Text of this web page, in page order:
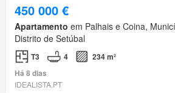
450 000 €
Apartamento em Palhais e Coina,
Distrito de Setúbal
T3 4
234 m²
Há 8 dias
IDEALISTA.PT